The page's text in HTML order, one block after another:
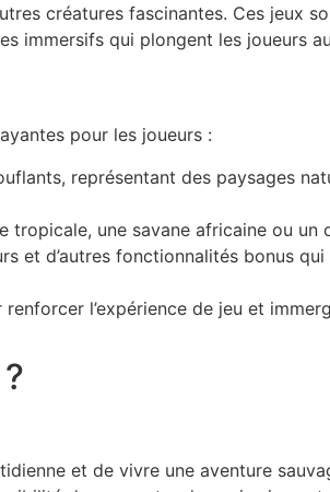
créatures fascinantes. Ces jeux
immersifs qui plongent les joueurs
pour les joueurs :
représentant des paysages
tropicale, une savane africaine ou un
et d’autres fonctionnalités bonus
l’expérience de jeu et
et de vivre une aventure